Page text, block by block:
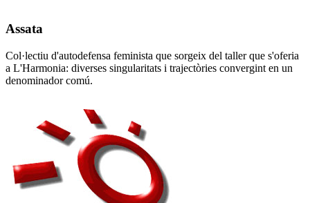
Assata
Col·lectiu d'autodefensa feminista que sorgeix del taller que s'oferia
a L'Harmonia: diverses singularitats i trajectòries convergint en un
denominador comú.